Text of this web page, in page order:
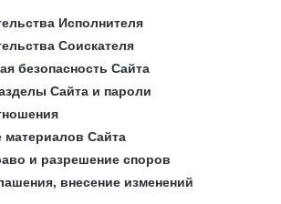
Исполнителя
Соискателя
безопасность Сайта
Сайта и пароли
материалов Сайта
и разрешение споров
внесение изменений